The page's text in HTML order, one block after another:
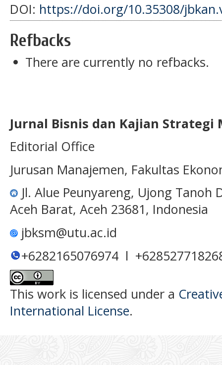
DOI: https://doi.org/10.35308/
Refbacks
There are currently no refbacks.
Jurnal Bisnis dan Kajian Strategi
Editorial Office
Jurusan Manajemen, Fakultas
Jl. Alue Peunyareng, Ujong
Aceh Barat, Aceh 23681, Indonesia
jbksm@utu.ac.id
+6282165076974 l
This work is licensed under a
International License.